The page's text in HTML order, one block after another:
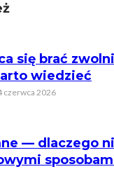
się brać
wiedzieć
czerwca 2026
— dlaczego